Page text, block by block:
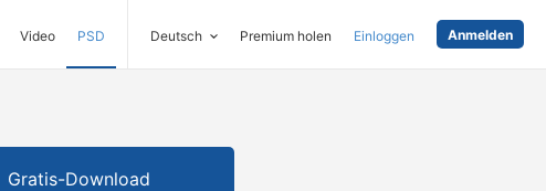
Video PSD Deutsch Premium holen Einloggen Anmelden
Gratis-Download